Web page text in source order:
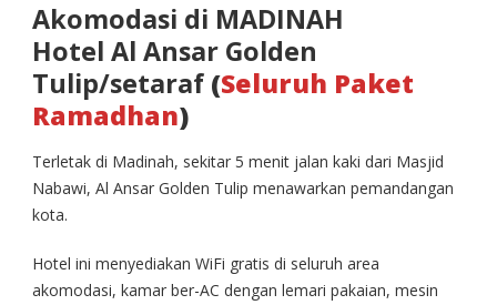
Akomodasi di MADINAH
Hotel Al Ansar Golden
Tulip/setaraf (Seluruh Paket
Ramadhan)
Terletak di Madinah, sekitar 5 menit jalan kaki dari Masjid
Nabawi, Al Ansar Golden Tulip menawarkan pemandangan
kota.
Hotel ini menyediakan WiFi gratis di seluruh area
akomodasi, kamar ber-AC dengan lemari pakaian, mesin